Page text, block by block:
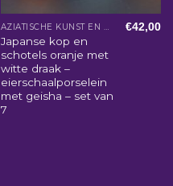
AZIATISCHE KUNST EN WOONACCESSOIRES
Japanse kop en
schotels oranje met
witte draak –
eierschaalporselein
met geisha – set van
7
€42,00